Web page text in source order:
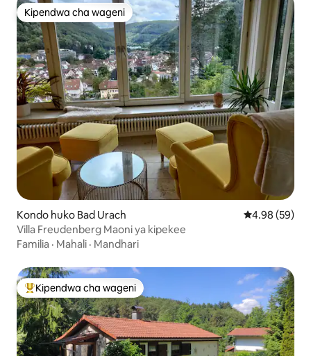
Kipendwa cha wageni
Kipendwa cha wageni
Kondo huko Bad Urach Ukadiriaji wa
4.98 (59)
Villa Freudenberg Maoni ya kipekee
Familia · Mahali · Mandhari
Kipendwa maarufu cha wageni
Kipendwa cha wageni